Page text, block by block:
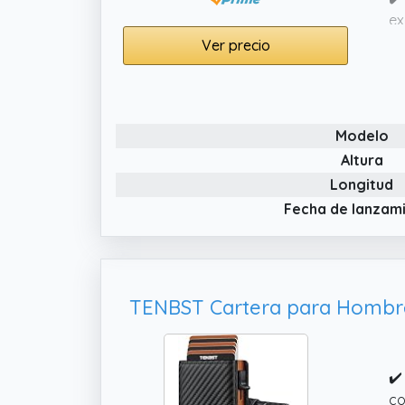
Ver precio
Modelo
Altura
Longitud
Fecha de
✔️